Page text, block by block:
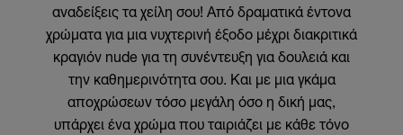
αναδείξεις τα χείλη σου! Από δραματικά έντονα
χρώματα για μια νυχτερινή έξοδο μέχρι διακριτικά
κραγιόν nude για τη συνέντευξη για δουλειά και
την καθημερινότητα σου. Και με μια γκάμα
αποχρώσεων τόσο μεγάλη όσο η δική μας,
υπάρχει ένα χρώμα που ταιριάζει με κάθε τόνο